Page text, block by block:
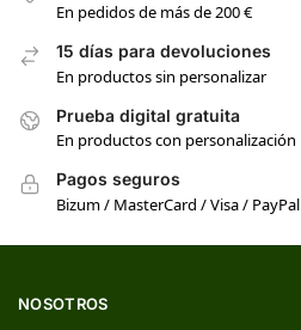
En pedidos de más de 200 €
15 días para devoluciones
En productos sin personalizar
Prueba digital gratuita
En productos con personalización
Pagos seguros
Bizum / MasterCard / Visa / PayPal
NOSOTROS